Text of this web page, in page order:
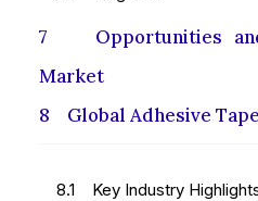
7 Opportunities
Market
8 Global Adhesive
8.1 Key Industry